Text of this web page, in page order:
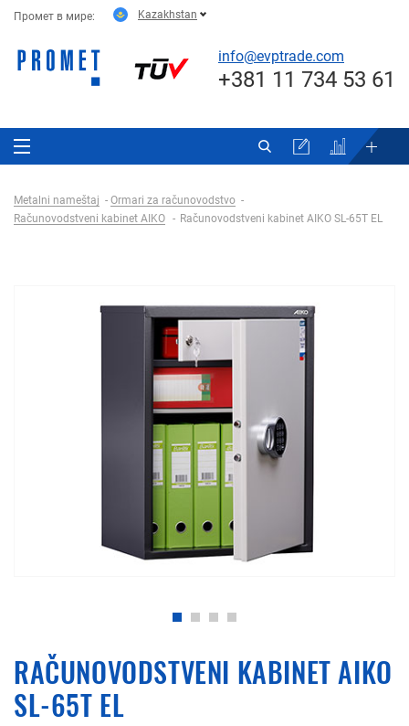
Промет в мире: Kazakhstan
info@evptrade.com
+381 11 734 53 61
Metalni nameštaj
Ormari za računovodstvo
Računovodstveni kabinet AIKO
Računovodstveni kabinet AIKO SL-65Т EL
RAČUNOVODSTVENI KABINET AIKO
SL-65Т EL